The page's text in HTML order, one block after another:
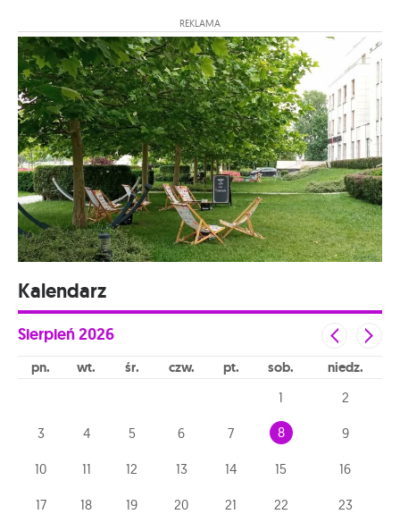
REKLAMA
Kalendarz
Sierpień2026
pn wt śr czw pt sob niedz
1 2
3 4 5 6 7 8 9
10 11 12 13 14 15 16
17 18 19 20 21 22 23